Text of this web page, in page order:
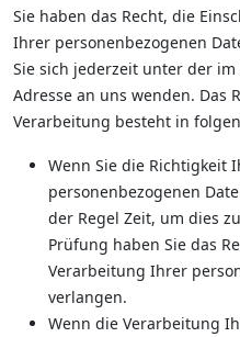
Sie haben das Recht, die
Ihrer personenbezogenen
Sie sich jederzeit unter der
Adresse an uns wenden. Das
Verarbeitung besteht in
Wenn Sie die Richtigkeit
personenbezogenen
der Regel Zeit, um dies
Prüfung haben Sie das
Verarbeitung Ihrer
verlangen.
Wenn die Verarbeitung